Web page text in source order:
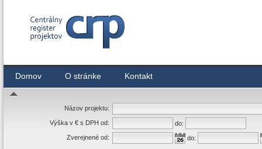
Domov O stránke Kontakt
Názov projektu:
Výška v € s DPH od:
do:
Zverejnené od:
do: